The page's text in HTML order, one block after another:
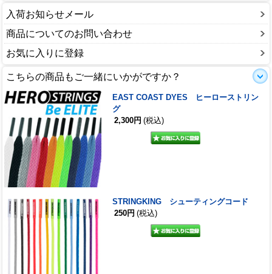
入荷お知らせメール
商品についてのお問い合わせ
お気に入りに登録
こちらの商品もご一緒にいかがですか？
EAST COAST DYES ヒーローストリン
グ
2,300円 (税込)
STRINGKING シューティングコード
250円 (税込)